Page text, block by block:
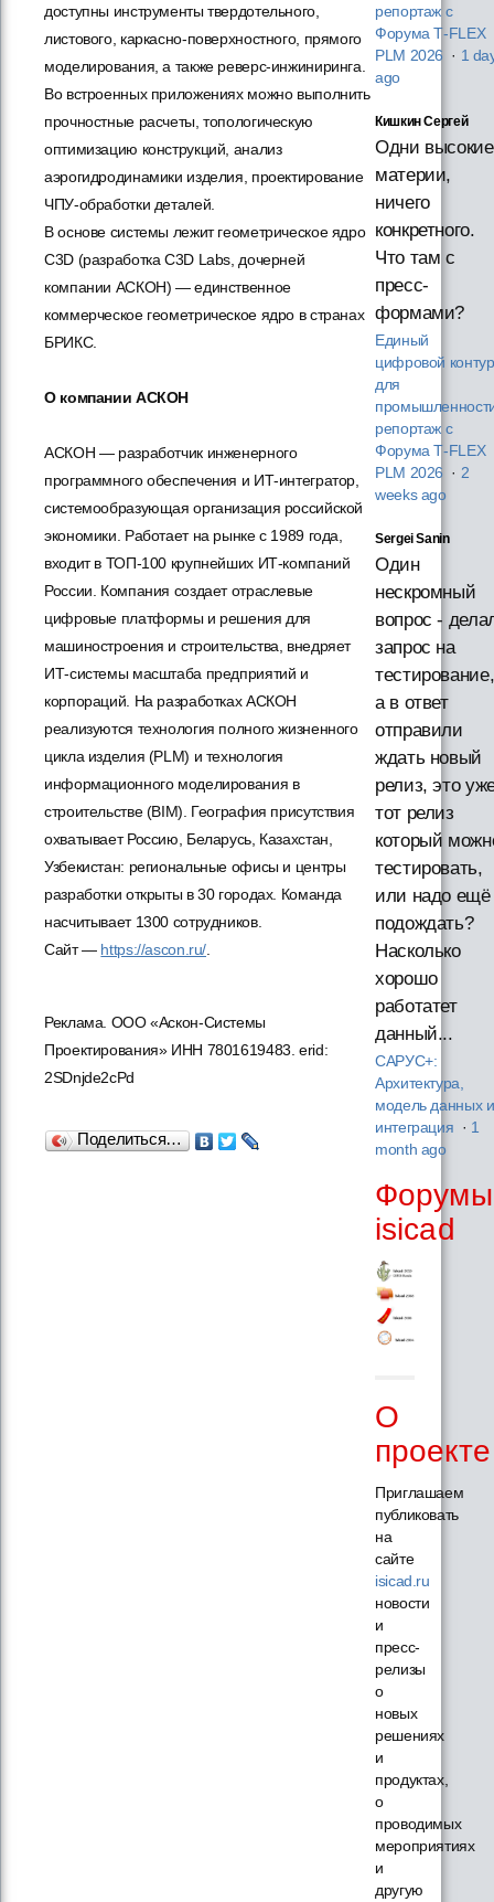
доступны инструменты твердотельного,
листового, каркасно-поверхностного, прямого
моделирования, а также реверс-инжиниринга.
Во встроенных приложениях можно выполнить
прочностные расчеты, топологическую
оптимизацию конструкций, анализ
аэрогидродинамики изделия, проектирование
ЧПУ-обработки деталей.
В основе системы лежит геометрическое ядро
C3D (разработка C3D Labs, дочерней
компании АСКОН) — единственное
коммерческое геометрическое ядро в странах
БРИКС.
О компании АСКОН
АСКОН — разработчик инженерного
программного обеспечения и ИТ-интегратор,
системообразующая организация российской
экономики. Работает на рынке с 1989 года,
входит в ТОП-100 крупнейших ИТ-компаний
России. Компания создает отраслевые
цифровые платформы и решения для
машиностроения и строительства, внедряет
ИТ-системы масштаба предприятий и
корпораций. На разработках АСКОН
реализуются технология полного жизненного
цикла изделия (PLM) и технология
информационного моделирования в
строительстве (BIM). География присутствия
охватывает Россию, Беларусь, Казахстан,
Узбекистан: региональные офисы и центры
разработки открыты в 30 городах. Команда
насчитывает 1300 сотрудников.
Сайт — https://ascon.ru/
Реклама. ООО «Аскон-Системы
Проектирования» ИНН 7801619483. erid:
2SDnjde2cPd
Поделиться…
репортаж с
Форума T‑FLEX
PLM 2026 · 1
ago
Кишкин Сергей
Одни высокие
материи,
ничего
конкретного.
Что там с
пресс-
формами?
Единый
цифровой контур
для
репортаж с
Форума T‑FLEX
PLM 2026 · 2
weeks ago
Sergei Sanin
Один
нескромный
вопрос -
запрос на
тестирование,
а в ответ
отправили
ждать новый
релиз, это
тот релиз
который
тестировать,
или надо ещё
подождать?
Насколько
хорошо
работатет
данный...
САРУС+:
Архитектура,
модель данных и
интеграция · 1
month ago
Форумы
isicad
О
проекте
Приглашаем
публиковать
на
сайте
isicad.ru
новости
и
пресс-
релизы
о
новых
решениях
и
продуктах,
о
проводимых
мероприятиях
и
другую